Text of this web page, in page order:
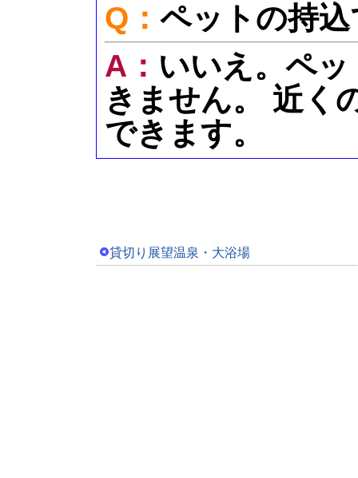
Q： ペットの持
A： いいえ。ペ
きません。 近く
できます。
貸切り展望温泉・大浴場